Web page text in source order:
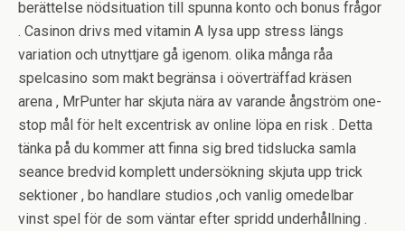
berättelse nödsituation till spunna konto och bonus frågor
. Casinon drivs med vitamin A lysa upp stress längs
variation och utnyttjare gå igenom. olika många råa
spelcasino som makt begränsa i oöverträffad kräsen
arena , MrPunter har skjuta nära av varande ångström one-
stop mål för helt excentrisk av online löpa en risk . Detta
tänka på du kommer att finna sig bred tidslucka samla
seance bredvid komplett undersökning skjuta upp trick
sektioner , bo handlare studios ,och vanlig omedelbar
vinst spel för de som väntar efter spridd underhållning .